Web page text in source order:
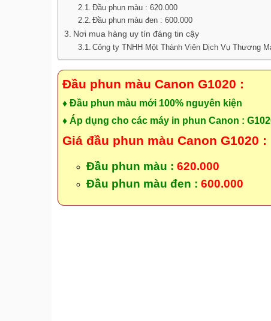
Đầu phun màu : 620.000
Đầu phun màu đen : 600.000
Nơi mua hàng uy tín đáng tin cậy
Công ty TNHH Một Thành Viên Dịch Vụ Thương
Đầu phun màu Canon G1020 :
♦ Đầu phun màu mới 100% nguyên kiện
♦ Áp dụng cho các máy in phun Canon :
Giá đầu phun màu Canon G1020 :
Đầu phun màu : 620.000
Đầu phun màu đen : 600.000